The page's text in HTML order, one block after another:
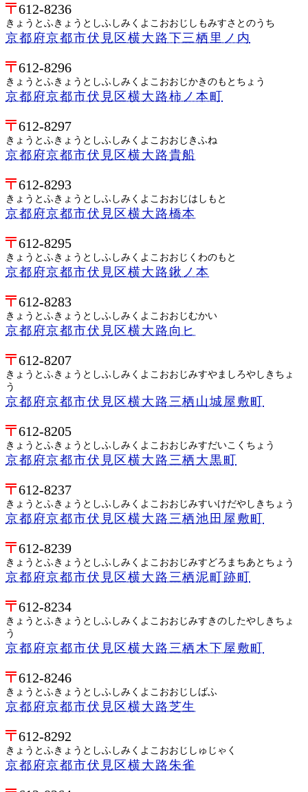
612-8236
きょうとふきょうとしふしみくよこおおじしもみすさとのうち
京都府京都市伏見区横大路下三栖里ノ内
612-8296
きょうとふきょうとしふしみくよこおおじかきのもとちょう
京都府京都市伏見区横大路柿ノ本町
612-8297
きょうとふきょうとしふしみくよこおおじきふね
京都府京都市伏見区横大路貴船
612-8293
きょうとふきょうとしふしみくよこおおじはしもと
京都府京都市伏見区横大路橋本
612-8295
きょうとふきょうとしふしみくよこおおじくわのもと
京都府京都市伏見区横大路鍬ノ本
612-8283
きょうとふきょうとしふしみくよこおおじむかい
京都府京都市伏見区横大路向ヒ
612-8207
きょうとふきょうとしふしみくよこおおじみすやましろやしきちょ
う
京都府京都市伏見区横大路三栖山城屋敷町
612-8205
きょうとふきょうとしふしみくよこおおじみすだいこくちょう
京都府京都市伏見区横大路三栖大黒町
612-8237
きょうとふきょうとしふしみくよこおおじみすいけだやしきちょう
京都府京都市伏見区横大路三栖池田屋敷町
612-8239
きょうとふきょうとしふしみくよこおおじみすどろまちあとちょう
京都府京都市伏見区横大路三栖泥町跡町
612-8234
きょうとふきょうとしふしみくよこおおじみすきのしたやしきちょ
う
京都府京都市伏見区横大路三栖木下屋敷町
612-8246
きょうとふきょうとしふしみくよこおおじしばふ
京都府京都市伏見区横大路芝生
612-8292
きょうとふきょうとしふしみくよこおおじしゅじゃく
京都府京都市伏見区横大路朱雀